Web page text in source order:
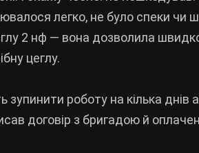
легко, не було спеки чи
2 нф — вона дозволила швидко
цеглу.
зупинити роботу на кілька днів
договір з бригадою й